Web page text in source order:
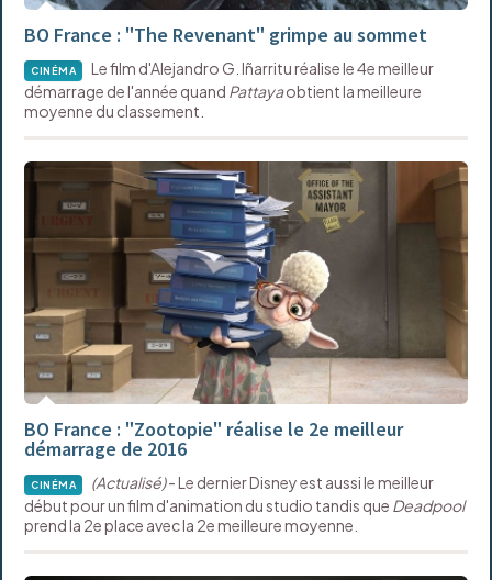
BO France : "The Revenant" grimpe au sommet
CINÉMA
Le film d'Alejandro G. Iñarritu réalise le 4e meilleur
démarrage de l'année quand Pattayaobtient la meilleure
moyenne du classement.
BO France : "Zootopie" réalise le 2e meilleur
démarrage de 2016
CINÉMA (Actualisé)- Le dernier Disney est aussi le meilleur
début pour un film d'animation du studio tandis que Deadpool
prend la 2e place avec la 2e meilleure moyenne.